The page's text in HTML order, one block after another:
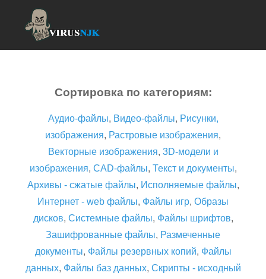
Сортировка по категориям:
Аудио-файлы, Видео-файлы, Рисунки,
изображения, Растровые изображения,
Векторные изображения, 3D-модели и
изображения, CAD-файлы, Текст и документы,
Архивы - сжатые файлы, Исполняемые файлы,
Интернет - web файлы, Файлы игр, Образы
дисков, Системные файлы, Файлы шрифтов,
Зашифрованные файлы, Размеченные
документы, Файлы резервных копий, Файлы
данных, Файлы баз данных, Скрипты - исходный